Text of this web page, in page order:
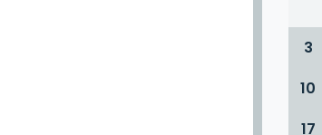
3
10
17